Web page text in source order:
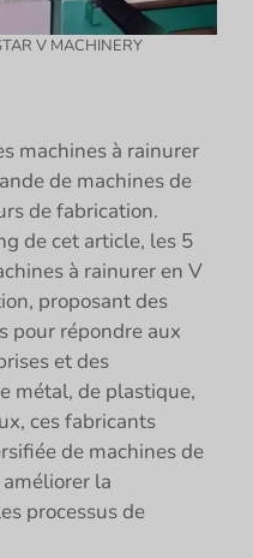
V MACHINERY
machines à rainurer
de machines de
de fabrication.
de cet article, les 5
à rainurer en V
proposant des
pour répondre aux
et des
métal, de plastique,
ces fabricants
de machines de
la
processus de